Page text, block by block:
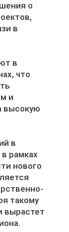
о
в
в
что
и
высокую
в
рамках
нового
такому
вырастет